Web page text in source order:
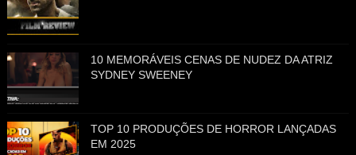
10 MEMORÁVEIS CENAS DE NUDEZ DA ATRIZ
SYDNEY SWEENEY
TOP 10 PRODUÇÕES DE HORROR LANÇADAS
EM 2025